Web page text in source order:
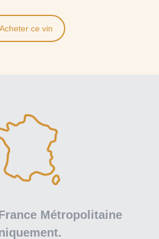
Acheter ce vin
Métropolitaine